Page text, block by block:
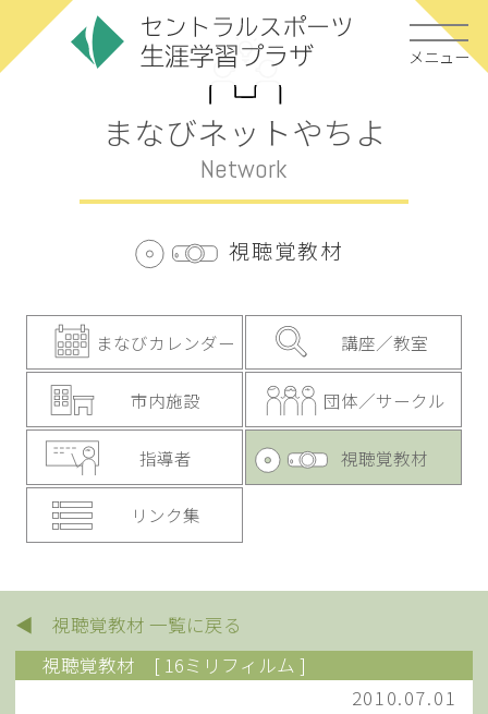
メニュー
まなびネットやちよ
Network
視聴覚教材
まなびカレンダー 講座／教室
市内施設 団体／サークル
指導者 視聴覚教材
リンク集
◀ 視聴覚教材 一覧に戻る
視聴覚教材
[ 16ミリフィルム ]
2010.07.01